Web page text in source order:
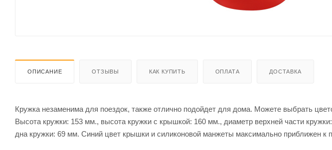
ОПИСАНИЕ ОТЗЫВЫ КАК КУПИТЬ ОПЛАТА ДОСТАВКА
Кружка незаменима для поездок, также отлично подойдет для дома. Можете выбрать
Высота кружки: 153 мм., высота кружки с крышкой: 160 мм., диаметр верхней части
дна кружки: 69 мм. Синий цвет крышки и силиконовой манжеты максимально приближен к